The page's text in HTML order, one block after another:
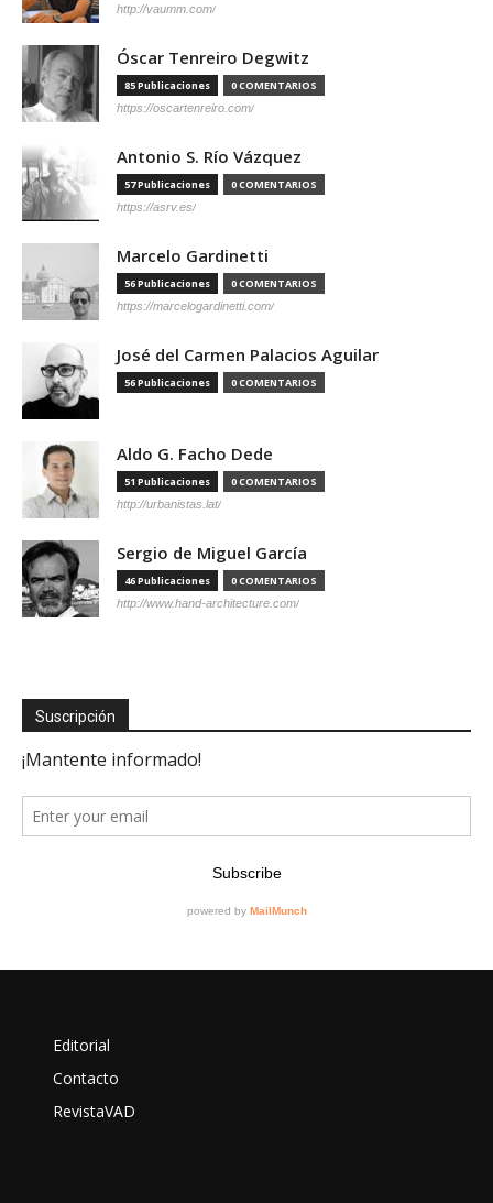
http://vaumm.com/
Óscar Tenreiro Degwitz
85 Publicaciones 0 COMENTARIOS
https://oscartenreiro.com/
Antonio S. Río Vázquez
57 Publicaciones 0 COMENTARIOS
https://asrv.es/
Marcelo Gardinetti
56 Publicaciones 0 COMENTARIOS
https://marcelogardinetti.com/
José del Carmen Palacios Aguilar
56 Publicaciones 0 COMENTARIOS
Aldo G. Facho Dede
51 Publicaciones 0 COMENTARIOS
http://urbanistas.lat/
Sergio de Miguel García
46 Publicaciones 0 COMENTARIOS
http://www.hand-architecture.com/
Suscripción
Editorial
Contacto
RevistaVAD